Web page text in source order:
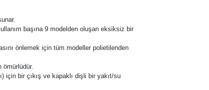
başına 9 modelden oluşan eksiksiz bir
önlemek için tüm modeller polietilenden
ömürlüdür.
için bir çıkış ve kapaklı dişli bir yakıt/su